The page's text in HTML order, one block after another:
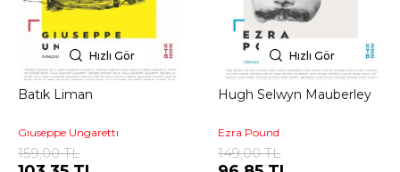
Hızlı Gör
Batık Liman
Gıuseppe Ungarettı
159,00 TL
Hızlı Gör
Hugh Selwyn Mauberley
Ezra Pound
149,00 TL